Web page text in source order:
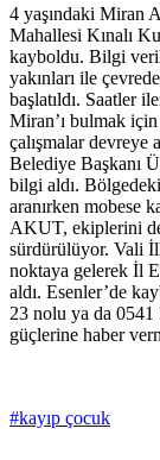
4 yaşındaki Miran
Mahallesi Kınalı
kayboldu. Bilgi
yakınları ile
başlatıldı. Saatler
Miran’ı bulmak
çalışmalar devreye
Belediye Başkanı
bilgi aldı.
aranırken mobese
AKUT, ekiplerini de
sürdürülüyor. Vali
noktaya gelerek İl
aldı. Esenler’de
23 nolu ya da 0541
güçlerine haber
#kayıp çocuk